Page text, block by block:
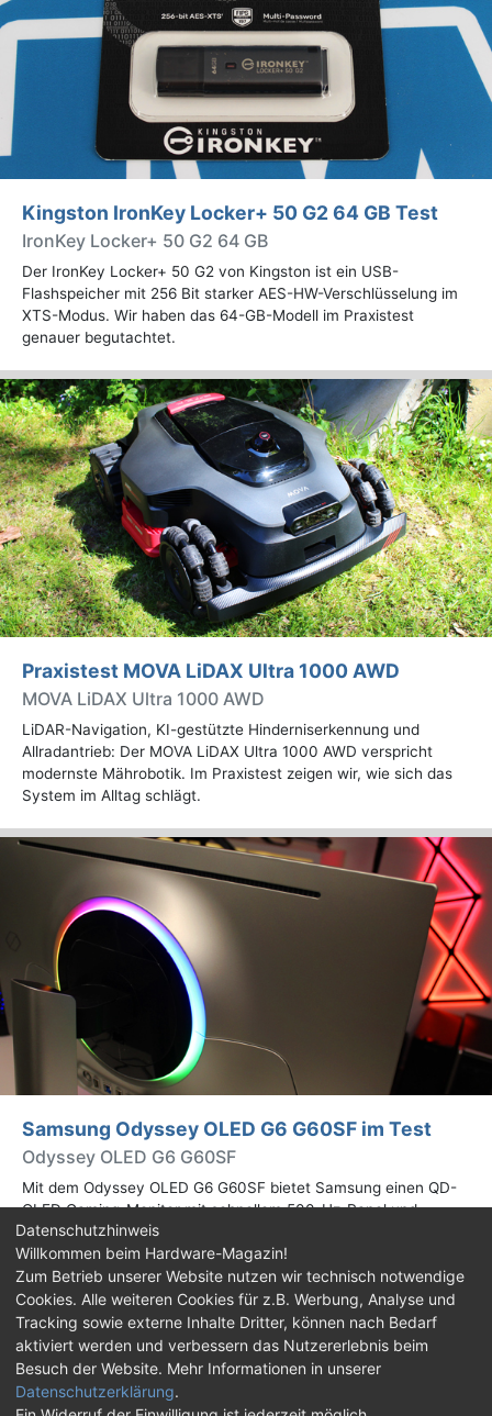
Kingston IronKey Locker+ 50 G2 64 GB Test
IronKey Locker+ 50 G2 64 GB
Der IronKey Locker+ 50 G2 von Kingston ist ein USB-
Flashspeicher mit 256 Bit starker AES-HW-Verschlüsselung im
XTS-Modus. Wir haben das 64-GB-Modell im Praxistest
genauer begutachtet.
Praxistest MOVA LiDAX Ultra 1000 AWD
MOVA LiDAX Ultra 1000 AWD
LiDAR-Navigation, KI-gestützte Hinderniserkennung und
Allradantrieb: Der MOVA LiDAX Ultra 1000 AWD verspricht
modernste Mährobotik. Im Praxistest zeigen wir, wie sich das
System im Alltag schlägt.
Samsung Odyssey OLED G6 G60SF im Test
Odyssey OLED G6 G60SF
Mit dem Odyssey OLED G6 G60SF bietet Samsung einen QD-
OLED Gaming-Monitor mit schnellem 500-Hz-Panel und
WQHD-Auflösung an. Wir haben den 27 Zoll großen Monitor auf
Herz und Nieren geprüft.
Impressum| Kontakt |Jobs |Datenschutz |
Consent‑Einstellungen |Haftungsausschluss
Feed Facebook
Datenschutzhinweis
Willkommen beim Hardware-Magazin!
Zum Betrieb unserer Website nutzen wir technisch notwendige
Cookies. Alle weiteren Cookies für z.B. Werbung, Analyse und
Tracking sowie externe Inhalte Dritter, können nach Bedarf
aktiviert werden und verbessern das Nutzererlebnis beim
Besuch der Website. Mehr Informationen in unserer
Datenschutzerklärung.